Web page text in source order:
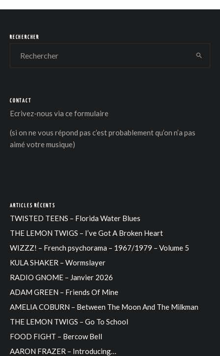
RECHERCHER
CONTACT
Ecrivez-nous via ce formulaire
(si on ne vous répond pas c’est probablement qu’on n’a pas
aimé votre musique)
ARTICLES RÉCENTS
TWISTED TEENS – Florida Water Blues
THE LEMON TWIGS – I’ve Got A Broken Heart
WIZZZ! – French psychorama – 1967/1979 – Volume 5
KULA SHAKER – Wormslayer
RADIO GNOME – Janvier 2026
ADAM GREEN – Friends Of Mine
AMELIA COBURN – Between The Moon And The Milkman
THE LEMON TWIGS – Go To School
FOOD FIGHT – Bercow Bell
AARON FRAZER – Introducing…